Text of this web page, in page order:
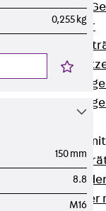
Zubehör für
Geräteträger
Gerätebecher
Zurück
Gerätebecher
0,255 kg
150 mm
8.8
M16